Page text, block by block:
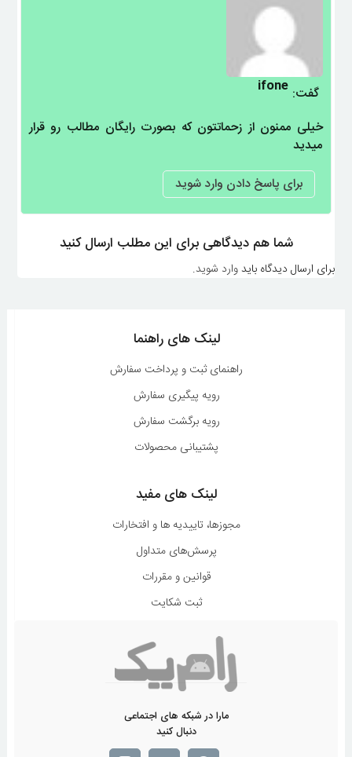
ifone گفت:
خیلی ممنون از زحماتتون که بصورت رایگان مطالب رو قرار
میدید
برای پاسخ دادن وارد شوید
شما هم دیدگاهی برای این مطلب ارسال کنید
برای ارسال دیدگاه بایدوارد شوید.
لینک های راهنما
راهنمای ثبت و پرداخت سفارش
رویه پیگیری سفارش
رویه برگشت سفارش
پشتیبانی محصولات
لینک های مفید
مجوزها، تاییدیه ها و افتخارات
پرسش‌های متداول
قوانین و مقررات
ثبت شکایت
مارا در شبکه های اجتماعی
دنبال کنید